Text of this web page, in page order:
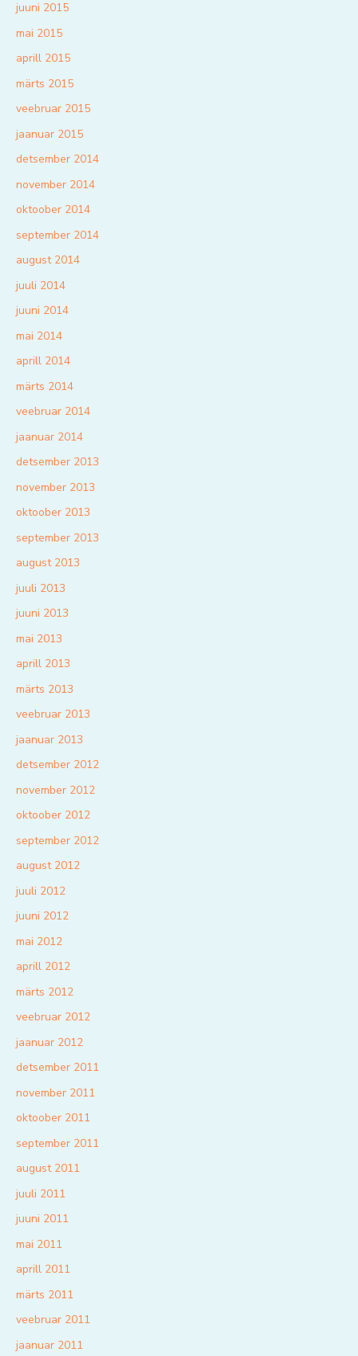
juuni 2015
mai 2015
aprill 2015
märts 2015
veebruar 2015
jaanuar 2015
detsember 2014
november 2014
oktoober 2014
september 2014
august 2014
juuli 2014
juuni 2014
mai 2014
aprill 2014
märts 2014
veebruar 2014
jaanuar 2014
detsember 2013
november 2013
oktoober 2013
september 2013
august 2013
juuli 2013
juuni 2013
mai 2013
aprill 2013
märts 2013
veebruar 2013
jaanuar 2013
detsember 2012
november 2012
oktoober 2012
september 2012
august 2012
juuli 2012
juuni 2012
mai 2012
aprill 2012
märts 2012
veebruar 2012
jaanuar 2012
detsember 2011
november 2011
oktoober 2011
september 2011
august 2011
juuli 2011
juuni 2011
mai 2011
aprill 2011
märts 2011
veebruar 2011
jaanuar 2011